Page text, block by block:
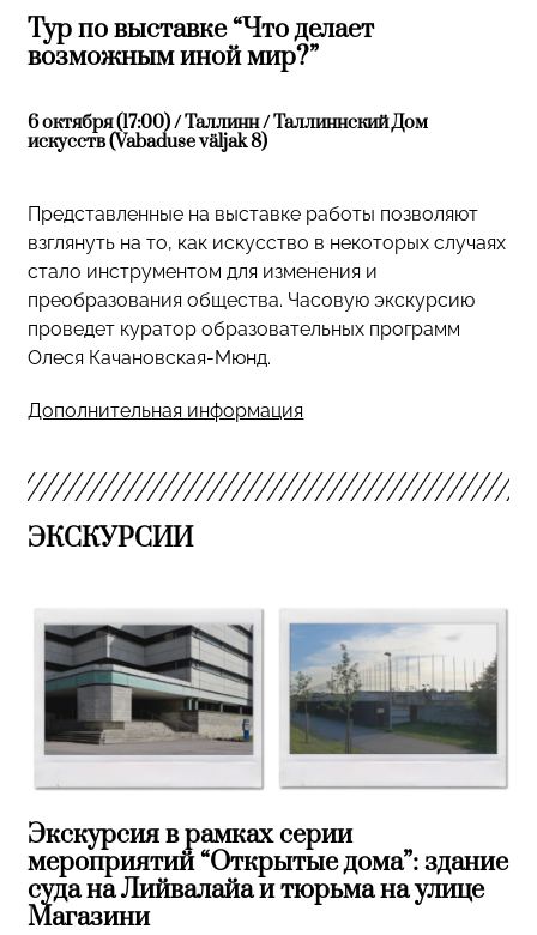
Тур по выставке “Что делает
возможным иной мир?”
6 октября (17:00) / Таллинн / Таллиннский Дом
искусств (Vabaduse väljak 8)
Представленные на выставке работы позволяют
взглянуть на то, как искусство в некоторых случаях
стало инструментом для изменения и
преобразования общества. Часовую экскурсию
проведет куратор образовательных программ
Олеся Качановская-Мюнд.
Дополнительная информация
ЭКСКУРСИИ
Экскурсия в рамках серии
мероприятий “Открытые дома”: здание
суда на Лийвалайа и тюрьма на улице
Магазини